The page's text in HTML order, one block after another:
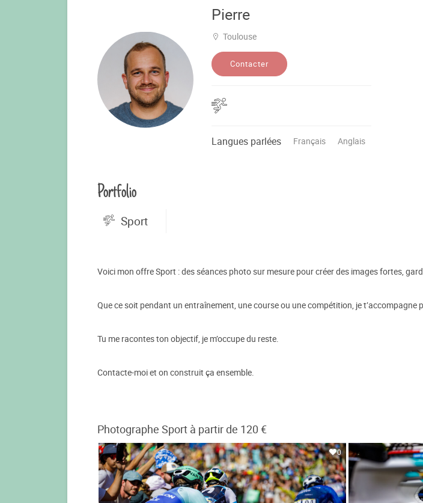
Pierre
Toulouse
Contacter
Langues parlées Français Anglais
Portfolio
Sport
Voici mon offre Sport : des séances photo sur mesure pour créer des images fortes,
Que ce soit pendant un entraînement, une course ou une compétition, je t’accompagne
Tu me racontes ton objectif, je m’occupe du reste.
Contacte-moi et on construit ça ensemble.
Photographe Sport à partir de 120 €
0